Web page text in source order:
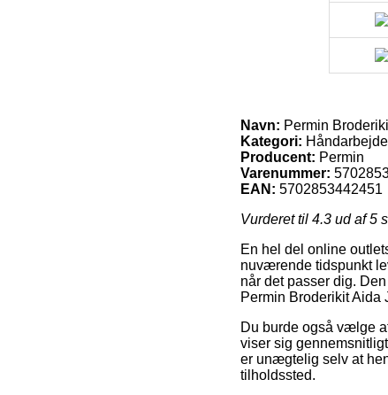
Navn: Permin
Kategori:
Producent: Permin
Varenummer:
EAN: 5702853442451
Vurderet til 4.3 ud af 5
En hel del online
nuværende tidspunkt
når det passer dig.
Permin Broderikit Aida
Du burde også vælge
viser sig
er unægtelig selv at
tilholdssted.